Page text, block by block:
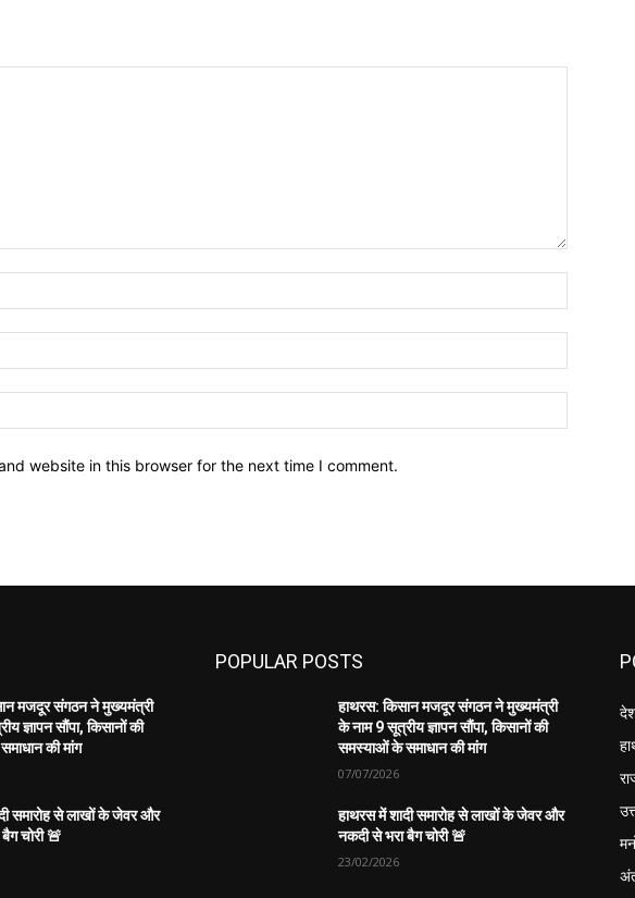
website in this browser for the next time I comment.
मजदूर संगठन ने मुख्यमंत्री
ज्ञापन सौंपा, किसानों की
की मांग
समारोह से लाखों के जेवर और
चोरी 🚨
POPULAR POSTS
हाथरस: किसान मजदूर संगठन ने मुख्यमंत्री
के नाम 9 सूत्रीय ज्ञापन सौंपा, किसानों की
समस्याओं के समाधान की मांग
07/07/2026
हाथरस में शादी समारोह से लाखों के जेवर और
नकदी से भरा बैग चोरी 🚨
23/02/2026